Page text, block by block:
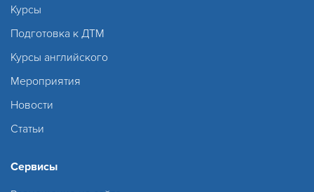
Курсы
Подготовка к ДТМ
Курсы английского
Мероприятия
Новости
Статьи
Сервисы